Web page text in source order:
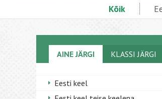
Kõik
AINE JÄRGI KLASSI JÄRGI
Eesti keel